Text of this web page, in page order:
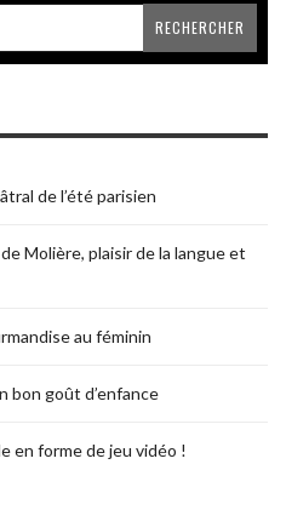
de l’été parisien
Molière, plaisir de la langue et
au féminin
bon goût d’enfance
en forme de jeu vidéo !